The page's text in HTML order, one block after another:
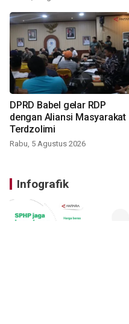
DPRD Babel gelar RDP
dengan Aliansi Masyarakat
Terdzolimi
Rabu, 5 Agustus 2026
Infografik